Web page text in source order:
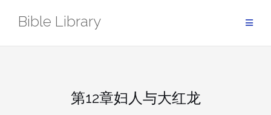
Bible Library
第12章妇人与大红龙